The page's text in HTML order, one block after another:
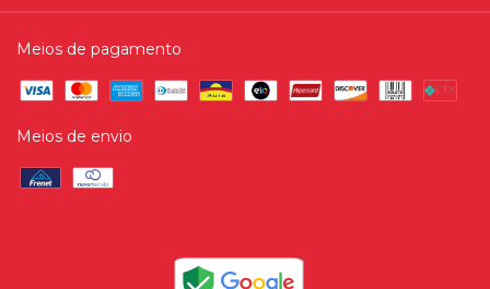
Meios de pagamento
Meios de envio